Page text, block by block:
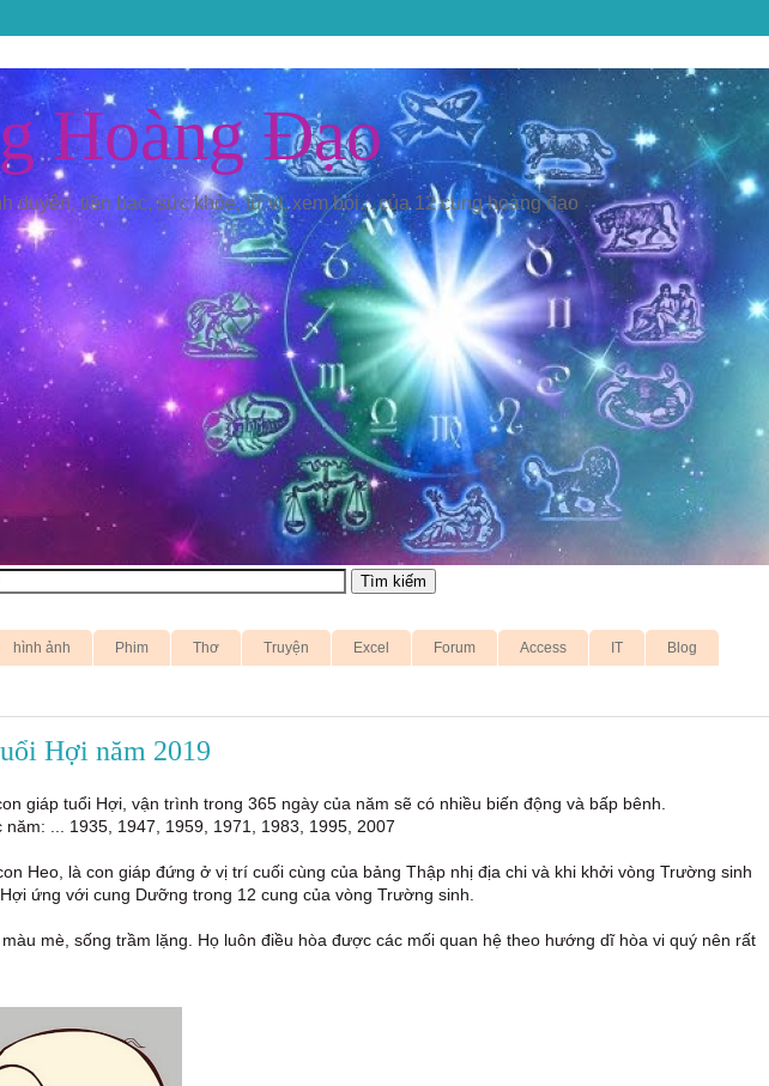
Hoàng Đạo
duyên, tiền bạc, sức khỏe, tử vi, xem bói... của 12 cung hoàng đạo
hình ảnh Phim Thơ Truyện Excel Forum Access IT Blog
Hợi năm 2019
giáp tuổi Hợi, vận trình trong 365 ngày của năm sẽ có nhiều biến động và bấp bênh.
... 1935, 1947, 1959, 1971, 1983, 1995, 2007
Heo, là con giáp đứng ở vị trí cuối cùng của bảng Thập nhị địa chi và khi khởi vòng Trường sinh
ứng với cung Dưỡng trong 12 cung của vòng Trường sinh.
mè, sống trầm lặng. Họ luôn điều hòa được các mối quan hệ theo hướng dĩ hòa vi quý nên rất